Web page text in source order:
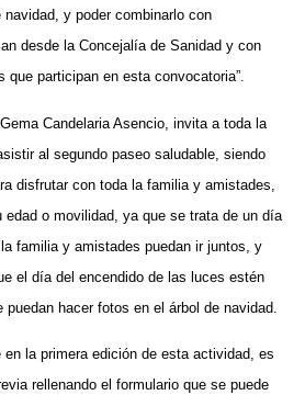
y poder combinarlo con
desde la Concejalía de Sanidad y con
que participan en esta convocatoria”.
Candelaria Asencio, invita a toda la
al segundo paseo saludable, siendo
disfrutar con toda la familia y amistades,
edad o movilidad, ya que se trata de un día
familia y amistades puedan ir juntos, y
el día del encendido de las luces estén
hacer fotos en el árbol de navidad.
en la primera edición de esta actividad, es
rellenando el formulario que se puede